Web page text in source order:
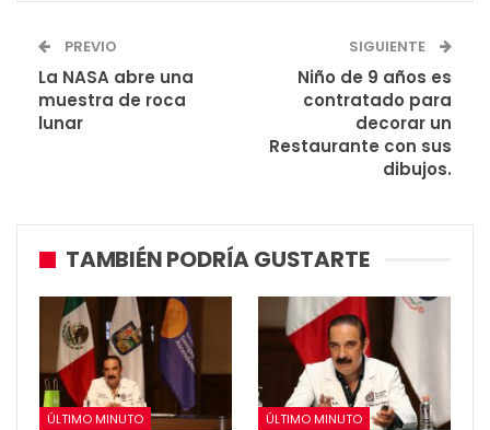
PREVIO
La NASA abre una
muestra de roca
lunar
SIGUIENTE
Niño de 9 años es
contratado para
decorar un
Restaurante con sus
dibujos.
TAMBIÉN PODRÍA GUSTARTE
ÚLTIMO MINUTO ÚLTIMO MINUTO